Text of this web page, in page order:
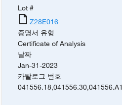
Lot #
Z28E016
증명서 유형
Certificate of Analysis
날짜
Jan-31-2023
카탈로그 번호
041556.18,041556.30,041556.A1